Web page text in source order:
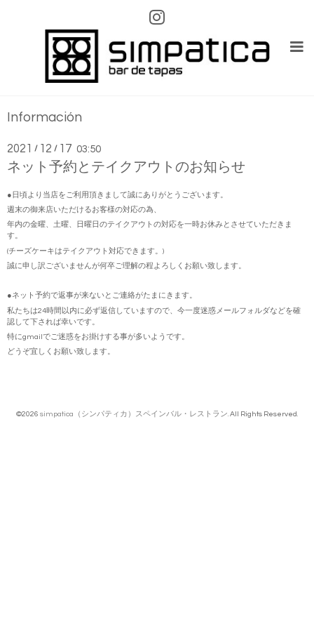
Información
2021 / 12 / 17 03:50
ネット予約とテイクアウトのお知らせ
●日頃より当店をご利用頂きまして誠にありがとうございます。
週末の御来店いただけるお客様の対応の為、
年内の金曜、土曜、日曜日のテイクアウトの対応を一時お休みとさせていただきま
す。
(チーズケーキはテイクアウト対応できます。)
誠に申し訳ございませんが何卒ご理解の程よろしくお願い致します。
●ネット予約で返事が来ないとご連絡がたまにきます。
私たちは24時間以内に必ず返信していますので、今一度迷惑メールフォルダなどを確
認して下されば幸いです。
特にgmailでご迷惑をお掛けする事が多いようです。
どうぞ宜しくお願い致します。
©2026 simpatica（シンパティカ）スペインバル・レストラン . All Rights Reserved.